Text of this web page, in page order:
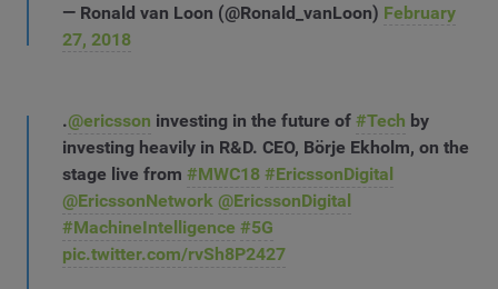
— Ronald van Loon (@Ronald_vanLoon) February
27, 2018
.@ericsson investing in the future of #Tech by
investing heavily in R&D. CEO, Börje Ekholm, on the
stage live from #MWC18 #EricssonDigital
@EricssonNetwork @EricssonDigital
#MachineIntelligence #5G
pic.twitter.com/rvSh8P2427